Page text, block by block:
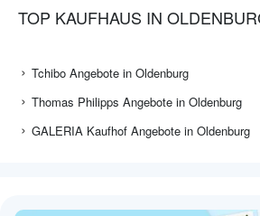
TOP KAUFHAUS IN
Tchibo Angebote in Oldenburg
Thomas Philipps Angebote in Oldenburg
GALERIA Kaufhof Angebote in Oldenburg